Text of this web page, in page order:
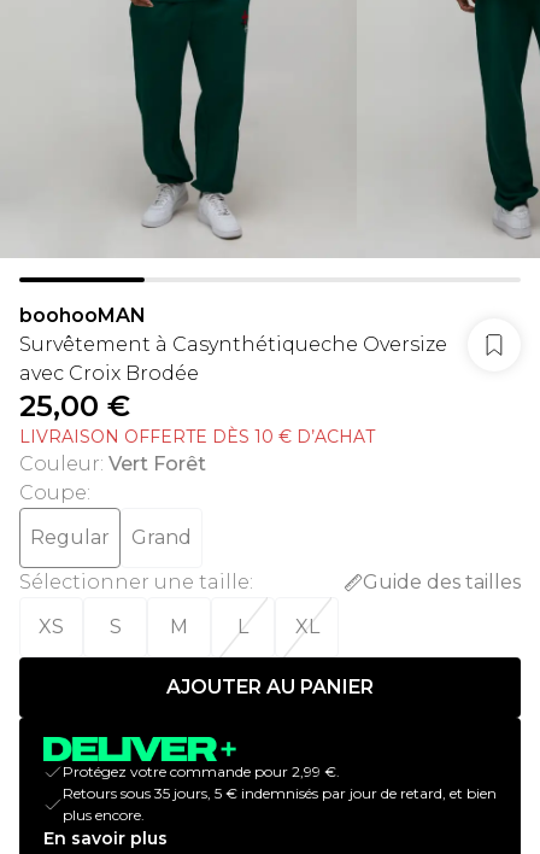
boohooMAN
Survêtement à Casynthétiqueche Oversize
avec Croix Brodée
25,00 €
LIVRAISON OFFERTE DÈS 10 € D’ACHAT
Couleur: Vert Forêt
Coupe:
Regular
Grand
Sélectionner une taille:
Guide des tailles
XS
S M L XL
AJOUTER AU PANIER
Protégez votre commande pour 2,99 €.
Retours sous 35 jours, 5 € indemnisés par jour de retard, et bien
plus encore.
En savoir plus